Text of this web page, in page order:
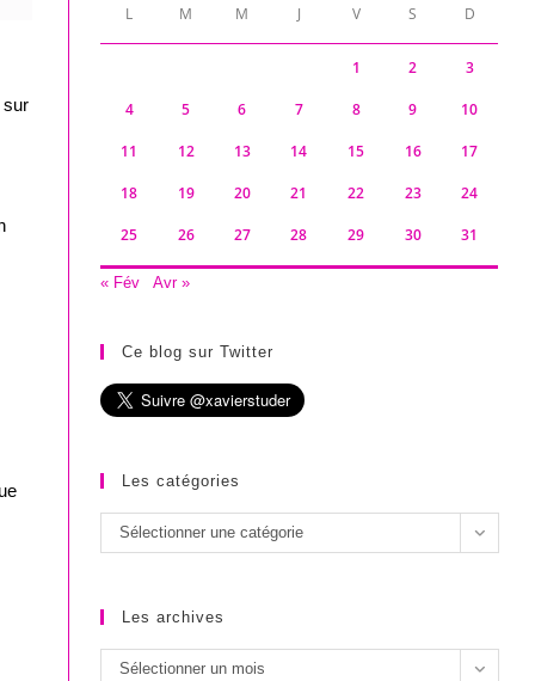
sur
L M M J V S D
1 2 3
4 5 6 7 8 9 10
11 12 13 14 15 16 17
18 19 20 21 22 23 24
25 26 27 28 29 30 31
« Fév Avr »
Ce blog sur Twitter
Les catégories
Les
catégories
Sélectionner une catégorie
Les archives
LesSélectionner un mois